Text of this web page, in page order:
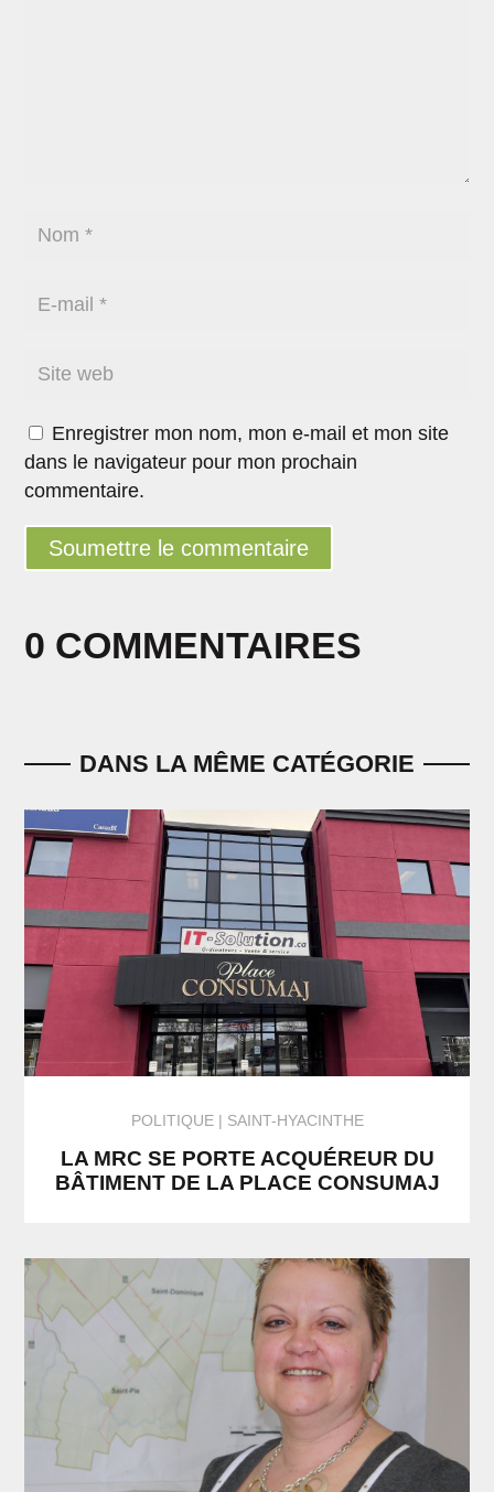
0 COMMENTAIRES
Enregistrer mon nom, mon e-mail et mon site
dans le navigateur pour mon prochain
commentaire.
Soumettre le commentaire
DANS LA MÊME CATÉGORIE
POLITIQUE SAINT-HYACINTHE
LA MRC SE PORTE ACQUÉREUR DU
BÂTIMENT DE LA PLACE CONSUMAJ